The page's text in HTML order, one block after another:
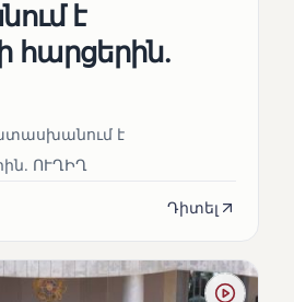
է
հարցերին․
է
ՈՒՂԻՂ
Դիտել